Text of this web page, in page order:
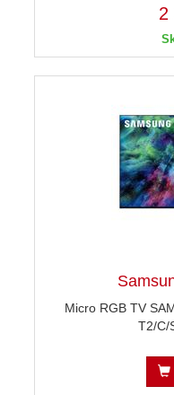
2
Micro RGB TV
T2/C/